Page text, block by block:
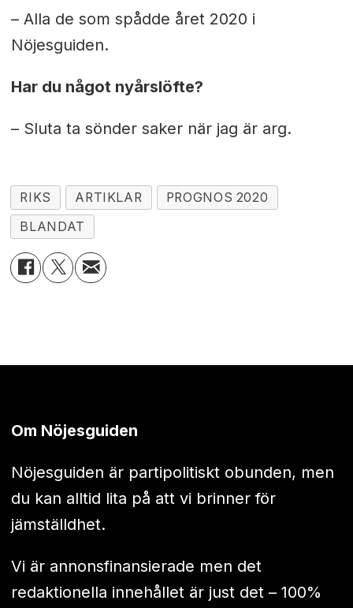
– Alla de som spådde året 2020 i
Nöjesguiden.
Har du något nyårslöfte?
– Sluta ta sönder saker när jag är arg.
RIKS ARTIKLAR
PROGNOS 2020
BLANDAT
Om Nöjesguiden
Nöjesguiden är partipolitiskt obunden, men
du kan alltid lita på att vi brinner för
jämställdhet.
Vi är annonsfinansierade men det
redaktionella innehållet är just det – 100%